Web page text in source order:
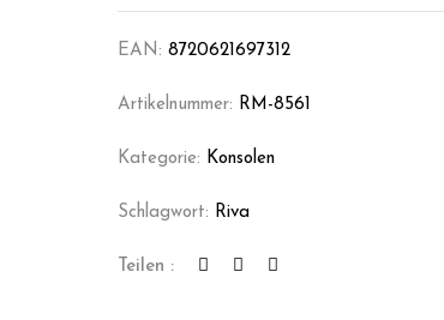
EAN: 8720621697312
Artikelnummer: RM-8561
Kategorie: Konsolen
Schlagwort: Riva
Teilen :